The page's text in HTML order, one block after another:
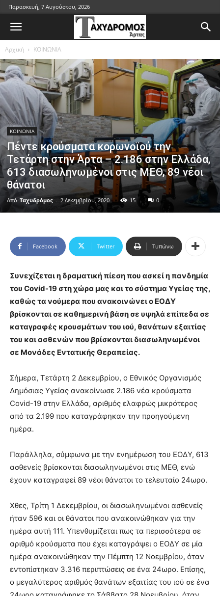
Παρασκευή, 7 Αυγούστου, 2026
Αρχική ΚΟΙΝΩΝΙΑ
ΚΟΙΝΩΝΙΑ
Πέντε κρούσματα κορωνοϊού την
Τετάρτη στην Άρτα – 2.186 στην Ελλάδα,
613 διασωληνωμένοι στις ΜΕΘ, 89 νέοι
θάνατοι
Από Ταχυδρόμος - 2 Δεκεμβρίου, 2020 15 0
Facebook Twitter Τυπώνω
Συνεχίζεται η δραματική πίεση που ασκεί η πανδημία
του Covid-19 στη χώρα μας και το σύστημα Υγείας της,
καθώς τα νούμερα που ανακοινώνει ο ΕΟΔΥ
βρίσκονται σε καθημερινή βάση σε υψηλά επίπεδα σε
καταγραφές κρουσμάτων του ιού, θανάτων εξαιτίας
του και ασθενών που βρίσκονται διασωληνωμένοι
σε Μονάδες Εντατικής Θεραπείας.
Σήμερα, Τετάρτη 2 Δεκεμβρίου, ο Εθνικός Οργανισμός
Δημόσιας Υγείας ανακοίνωσε 2.186 νέα κρούσματα
Covid-19 στην Ελλάδα, αριθμός ελαφρώς μικρότερος
από τα 2.199 που καταγράφηκαν την προηγούμενη
ημέρα.
Παράλληλα, σύμφωνα με την ενημέρωση του ΕΟΔΥ, 613
ασθενείς βρίσκονται διασωληνωμένοι στις ΜΕΘ, ενώ
έχουν καταγραφεί 89 νέοι θάνατοι το τελευταίο 24ωρο.
Χθες, Τρίτη 1 Δεκεμβρίου, οι διασωληνωμένοι ασθενείς
ήταν 596 και οι θάνατοι που ανακοινώθηκαν για την
ημέρα αυτή 111. Υπενθυμίζεται πως τα περισσότερα σε
αριθμό κρούσματα που έχει καταγράψει ο ΕΟΔΥ σε μία
ημέρα ανακοινώθηκαν την Πέμπτη 12 Νοεμβρίου, όταν
εντοπίστηκαν 3.316 περιπτώσεις σε ένα 24ωρο. Επίσης,
ο μεγαλύτερος αριθμός θανάτων εξαιτίας του ιού σε ένα